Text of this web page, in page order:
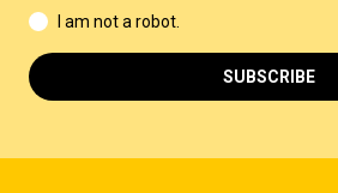
I am not a robot.
SUBSCRIBE